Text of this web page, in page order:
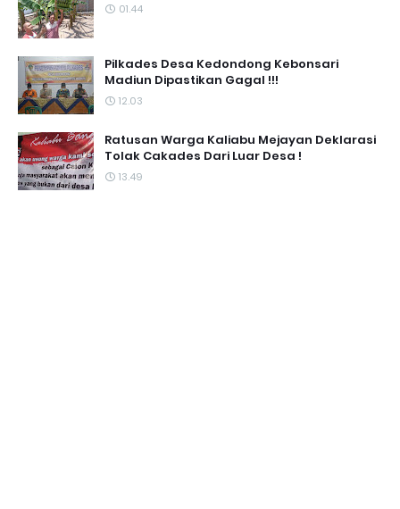
01.44
Pilkades Desa Kedondong Kebonsari
Madiun Dipastikan Gagal !!!
12.03
Ratusan Warga Kaliabu Mejayan Deklarasi
Tolak Cakades Dari Luar Desa !
13.49